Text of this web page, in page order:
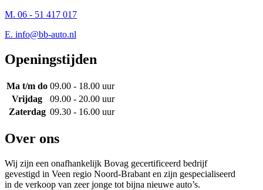
M. 06 - 51 417 017
E. info@bb-auto.nl
Openingstijden
Ma t/m do 09.00 - 18.00 uur
Vrijdag
09.00 - 20.00 uur
Zaterdag 09.30 - 16.00 uur
Over ons
Wij zijn een onafhankelijk Bovag gecertificeerd bedrijf
gevestigd in Veen regio Noord-Brabant en zijn gespecialiseerd
in de verkoop van zeer jonge tot bijna nieuwe auto’s.